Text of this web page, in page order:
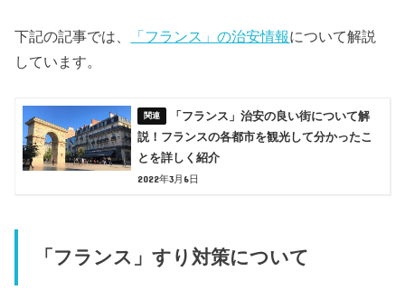
下記の記事では、 「フランス」の治安情報について解説
しています。
「フランス」治安の良い街について解
説！フランスの各都市を観光して分かったこ
とを詳しく紹介
2022年3月6日
「フランス」すり対策について